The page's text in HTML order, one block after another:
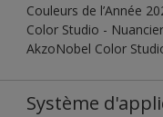
Couleurs de l’Année
Color Studio -
AkzoNobel Color
Système